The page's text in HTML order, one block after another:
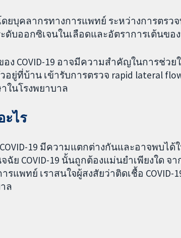
ยบุคลากรทางการแพทย์ ระหว่างการตรว
บออกซิเจนในเลือดและอัตราการเต้นขอ
ง COVID-19 อาจมีความสำคัญในการช่ว
ยู่ที่บ้าน เข้ารับการตรวจ rapid lateral
ในโรงพยาบาล
ะไร
19 มีความแตกต่างกันและอาจพบได้
ฉัย COVID-19 นั้นถูกต้องแม่นยำเพียงใด
รแพทย์ เราสนใจผู้สงสัยว่าติดเชื้อ
ล